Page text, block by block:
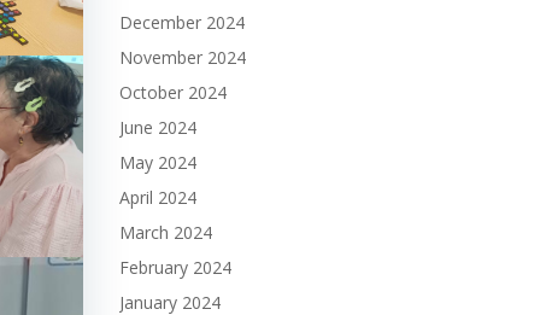
December 2024
November 2024
October 2024
June 2024
May 2024
April 2024
March 2024
February 2024
January 2024